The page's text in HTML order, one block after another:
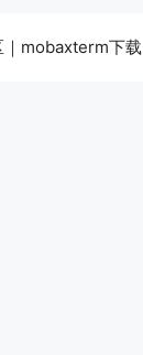
mobaxterm下载